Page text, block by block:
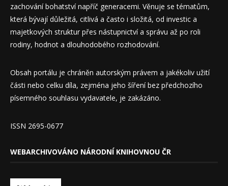
zachování bohatství napříč generacemi. Věnuje se tématům,
která bývají důležitá, citlivá a často i složitá, od investic a
majetkových struktur přes nástupnictví a správu až po roli
rodiny, hodnot a dlouhodobého rozhodování.
Obsah portálu je chráněn autorským právem a jakékoliv užití
části nebo celku díla, zejména jeho šíření bez předchozího
písemného souhlasu vydavatele, je zakázáno.
ISSN 2695-0677
WEBARCHIVOVÁNO NÁRODNÍ KNIHOVNOU ČR